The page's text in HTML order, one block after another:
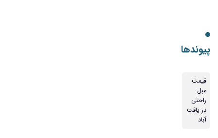
پیوندها
قیمت
مبل
راحتی
در یافت
آباد